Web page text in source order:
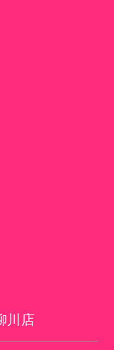
川店